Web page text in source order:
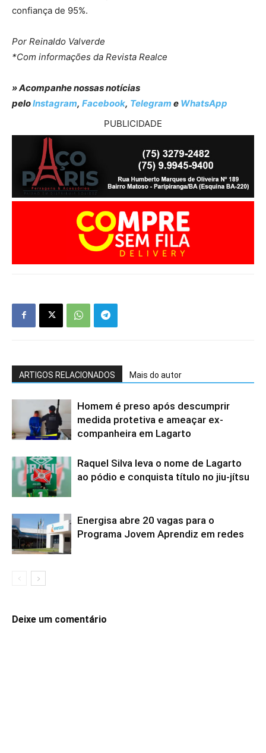
confiança de 95%.
Por Reinaldo Valverde
*Com informações da Revista Realce
» Acompanhe nossas notícias
peloInstagram, Facebook, Telegram e WhatsApp
PUBLICIDADE
ARTIGOS RELACIONADOS Mais do autor
Homem é preso após descumprir
medida protetiva e ameaçar ex-
companheira em Lagarto
Raquel Silva leva o nome de Lagarto
ao pódio e conquista título no jiu-jítsu
Energisa abre 20 vagas para o
Programa Jovem Aprendiz em redes
Deixe um comentário